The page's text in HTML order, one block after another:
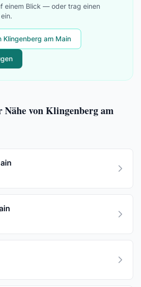
einem Blick — oder trag einen
Klingenberg am Main
von Klingenberg am